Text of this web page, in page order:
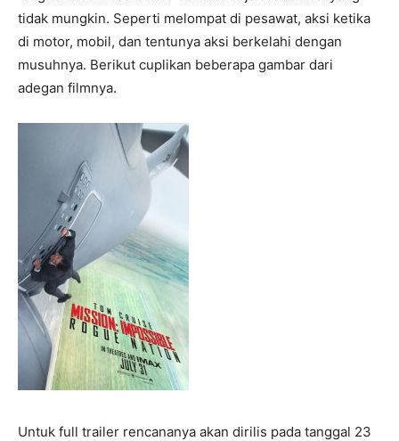
tidak mungkin. Seperti melompat di pesawat, aksi ketika
di motor, mobil, dan tentunya aksi berkelahi dengan
musuhnya. Berikut cuplikan beberapa gambar dari
adegan filmnya.
Untuk full trailer rencananya akan dirilis pada tanggal 23